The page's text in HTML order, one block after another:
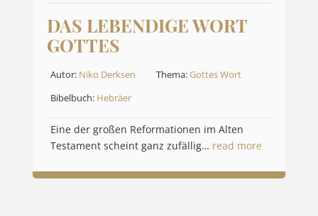
DAS LEBENDIGE WORT
GOTTES
Autor: Niko Derksen Thema:Gottes Wort
Bibelbuch: Hebräer
Eine der großen Reformationen im Alten
Testament scheint ganz zufällig… read more